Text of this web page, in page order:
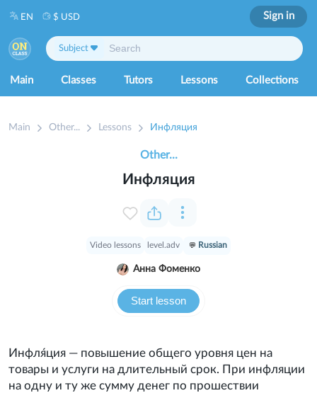
Main Classes Tutors Lessons Collections
Subject
EN $ USD Sign in
Main Other... Lessons Инфляция
Инфляция
Start lesson
Video lessons level.adv Russian
Анна Фоменко
Other...
Инфля́ция — повышение общего уровня цен на
товары и услуги на длительный срок. При инфляции
на одну и ту же сумму денег по прошествии